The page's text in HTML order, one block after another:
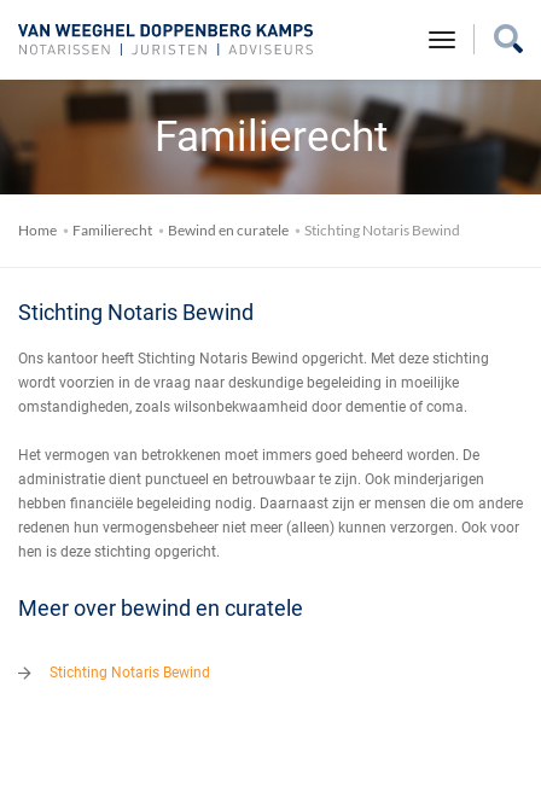
toggle
Familierecht
Home Familierecht Bewind en curatele Stichting Notaris Bewind
Stichting Notaris Bewind
Ons kantoor heeft Stichting Notaris Bewind opgericht. Met deze stichting
wordt voorzien in de vraag naar deskundige begeleiding in moeilijke
omstandigheden, zoals wilsonbekwaamheid door dementie of coma.
Het vermogen van betrokkenen moet immers goed beheerd worden. De
administratie dient punctueel en betrouwbaar te zijn. Ook minderjarigen
hebben financiële begeleiding nodig. Daarnaast zijn er mensen die om andere
redenen hun vermogensbeheer niet meer (alleen) kunnen verzorgen. Ook voor
hen is deze stichting opgericht.
Meer over bewind en curatele
Stichting Notaris Bewind